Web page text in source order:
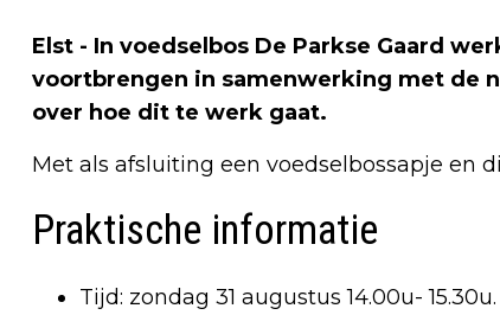
Elst - In voedselbos De Parkse Gaard
voortbrengen in samenwerking met de
over hoe dit te werk gaat.
Met als afsluiting een voedselbossapje en
Praktische informatie
Tijd: zondag 31 augustus 14.00u- 15.30u.